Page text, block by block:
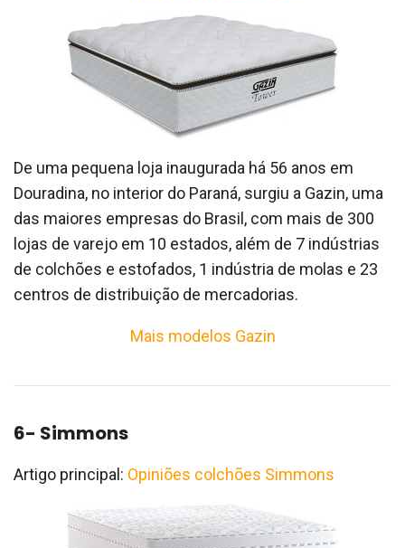
De uma pequena loja inaugurada há 56 anos em
Douradina, no interior do Paraná, surgiu a Gazin, uma
das maiores empresas do Brasil, com mais de 300
lojas de varejo em 10 estados, além de 7 indústrias
de colchões e estofados, 1 indústria de molas e 23
centros de distribuição de mercadorias.
Mais modelos Gazin
6- Simmons
Artigo principal: Opiniões colchões Simmons